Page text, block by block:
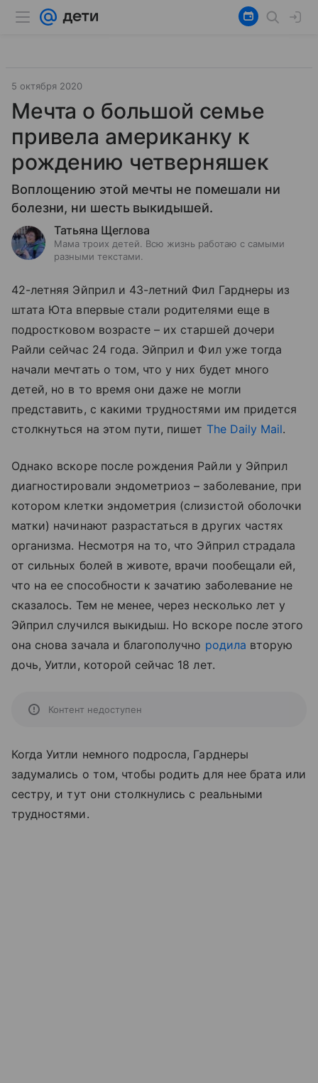
5 октября 2020
Мечта о большой семье
привела американку к
рождению четверняшек
Воплощению этой мечты не помешали ни
болезни, ни шесть выкидышей.
Татьяна Щеглова
Мама троих детей. Всю жизнь работаю с самыми
разными текстами.
42-летняя Эйприл и 43-летний Фил Гарднеры из
штата Юта впервые стали родителями еще в
подростковом возрасте – их старшей дочери
Райли сейчас 24 года. Эйприл и Фил уже тогда
начали мечтать о том, что у них будет много
детей, но в то время они даже не могли
представить, с какими трудностями им придется
столкнуться на этом пути, пишет The Daily Mail.
Однако вскоре после рождения Райли у Эйприл
диагностировали эндометриоз – заболевание, при
котором клетки эндометрия (слизистой оболочки
матки) начинают разрастаться в других частях
организма. Несмотря на то, что Эйприл страдала
от сильных болей в животе, врачи пообещали ей,
что на ее способности к зачатию заболевание не
сказалось. Тем не менее, через несколько лет у
Эйприл случился выкидыш. Но вскоре после этого
она снова зачала и благополучно родила вторую
дочь, Уитли, которой сейчас 18 лет.
Контент недоступен
Когда Уитли немного подросла, Гарднеры
задумались о том, чтобы родить для нее брата или
сестру, и тут они столкнулись с реальными
трудностями.